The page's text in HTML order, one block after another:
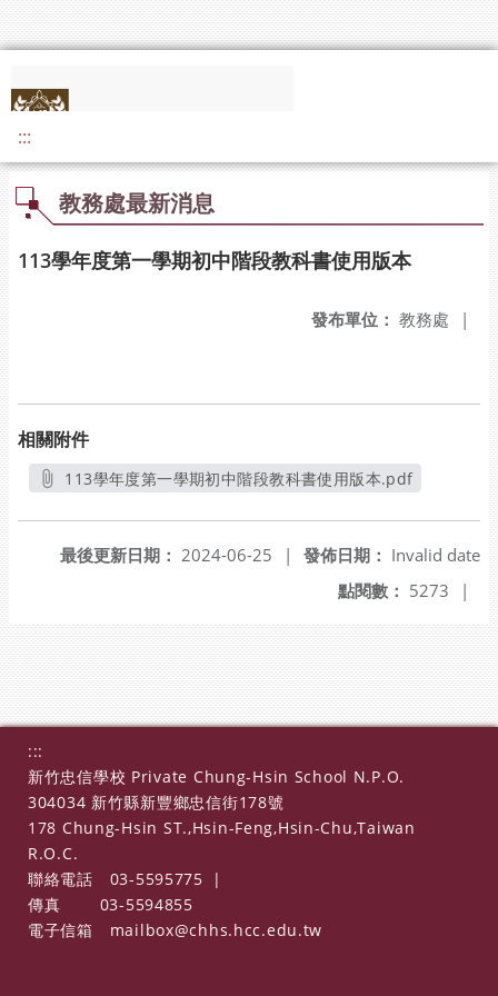
:::
教務處最新消息
113學年度第一學期初中階段教科書使用版本
發布單位： 教務處 |
相關附件
113學年度第一學期初中階段教科書使用版本.pdf
發佈日期： Invalid date
最後更新日期： 2024-06-25
|
點閱數： 5273 |
:::
新竹忠信學校 Private Chung-Hsin School N.P.O.
304034 新竹縣新豐鄉忠信街178號
178 Chung-Hsin ST.,Hsin-Feng,Hsin-Chu,Taiwan
R.O.C.
聯絡電話
03-5595775
|
傳真
03-5594855
電子信箱
mailbox@chhs.hcc.edu.tw